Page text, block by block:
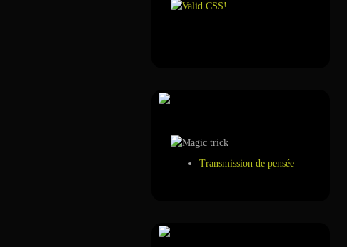
Transmission de pensée